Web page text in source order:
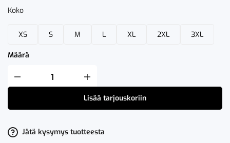
Koko
XS S M L XL 2XL 3XL
Määrä
Fristads
Takki
määrä
Lisää tarjouskoriin
Jätä kysymys tuotteesta